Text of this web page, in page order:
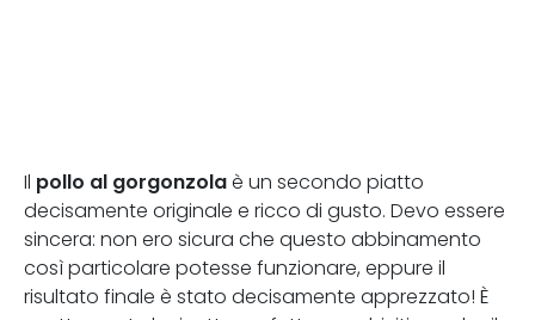
Il pollo al gorgonzola è un secondo piatto
decisamente originale e ricco di gusto. Devo essere
sincera: non ero sicura che questo abbinamento
così particolare potesse funzionare, eppure il
risultato finale è stato decisamente apprezzato! È